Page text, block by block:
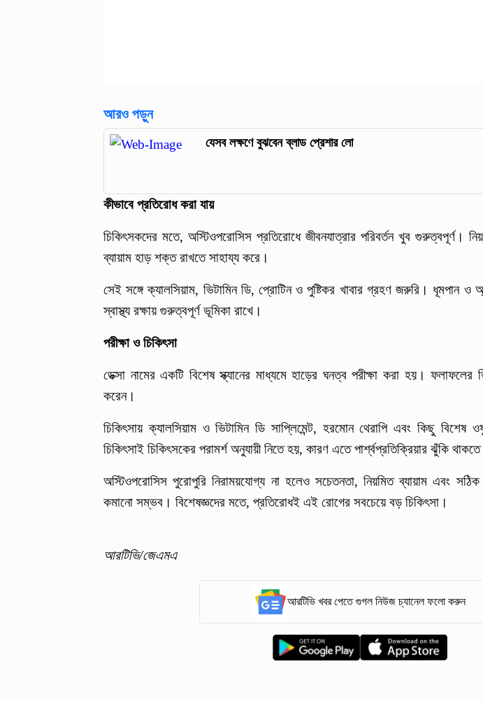
আরও পড়ুন
যেসব লক্ষণে বুঝবেন ব্লাড প্রেশার লো
কীভাবে প্রতিরোধ করা যায়
চিকিৎসকদের মতে, অস্টিওপরোসিস প্রতিরোধে জীবনযাত্রার পরিবর্তন খুব গুরুত্বপূর্ণ।
ব্যায়াম হাড় শক্ত রাখতে সাহায্য করে।
সেই সঙ্গে ক্যালসিয়াম, ভিটামিন ডি, প্রোটিন ও পুষ্টিকর খাবার গ্রহণ জরুরি। ধূমপান ও
স্বাস্থ্য রক্ষায় গুরুত্বপূর্ণ ভূমিকা রাখে।
পরীক্ষা ও চিকিৎসা
ডেক্সা নামের একটি বিশেষ স্ক্যানের মাধ্যমে হাড়ের ঘনত্ব পরীক্ষা করা হয়। ফলাফলের
করেন।
চিকিৎসায় ক্যালসিয়াম ও ভিটামিন ডি সাপ্লিমেন্ট, হরমোন থেরাপি এবং কিছু
চিকিৎসাই চিকিৎসকের পরামর্শ অনুযায়ী নিতে হয়, কারণ এতে পার্শ্বপ্রতিক্রিয়ার ঝুঁকি থাকতে
অস্টিওপরোসিস পুরোপুরি নিরাময়যোগ্য না হলেও সচেতনতা, নিয়মিত ব্যায়াম এবং
কমানো সম্ভব। বিশেষজ্ঞদের মতে, প্রতিরোধই এই রোগের সবচেয়ে বড় চিকিৎসা।
আরটিভি/জেএমএ
আরটিভি খবর পেতে গুগল নিউজ চ্যানেল ফলো করুন